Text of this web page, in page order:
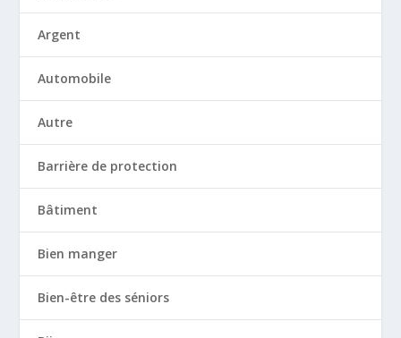
Argent
Automobile
Autre
Barrière de protection
Bâtiment
Bien manger
Bien-être des séniors